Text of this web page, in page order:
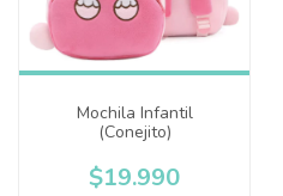
Mochila Infantil
(Conejito)
$19.990